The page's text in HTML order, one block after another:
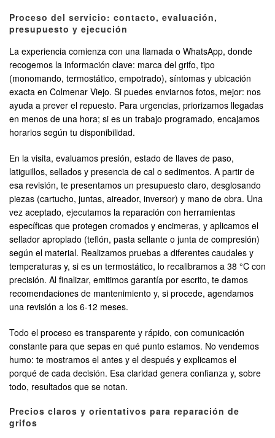
Proceso del servicio: contacto, evaluación,
presupuesto y ejecución
La experiencia comienza con una llamada o WhatsApp, donde
recogemos la información clave: marca del grifo, tipo
(monomando, termostático, empotrado), síntomas y ubicación
exacta en Colmenar Viejo. Si puedes enviarnos fotos, mejor: nos
ayuda a prever el repuesto. Para urgencias, priorizamos llegadas
en menos de una hora; si es un trabajo programado, encajamos
horarios según tu disponibilidad.
En la visita, evaluamos presión, estado de llaves de paso,
latiguillos, sellados y presencia de cal o sedimentos. A partir de
esa revisión, te presentamos un presupuesto claro, desglosando
piezas (cartucho, juntas, aireador, inversor) y mano de obra. Una
vez aceptado, ejecutamos la reparación con herramientas
específicas que protegen cromados y encimeras, y aplicamos el
sellador apropiado (teflón, pasta sellante o junta de compresión)
según el material. Realizamos pruebas a diferentes caudales y
temperaturas y, si es un termostático, lo recalibramos a 38 °C con
precisión. Al finalizar, emitimos garantía por escrito, te damos
recomendaciones de mantenimiento y, si procede, agendamos
una revisión a los 6-12 meses.
Todo el proceso es transparente y rápido, con comunicación
constante para que sepas en qué punto estamos. No vendemos
humo: te mostramos el antes y el después y explicamos el
porqué de cada decisión. Esa claridad genera confianza y, sobre
todo, resultados que se notan.
Precios claros y orientativos para reparación de
grifos